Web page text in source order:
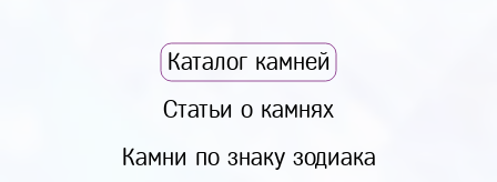
Каталог камней
Статьи о камнях
Камни по знаку зодиака